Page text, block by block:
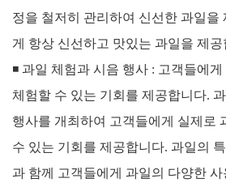
정을 철저히 관리하여 신선한 과일을
게 항상 신선하고 맛있는 과일을 제공
◾ 과일 체험과 시음 행사 : 고객들에
체험할 수 있는 기회를 제공합니다.
행사를 개최하여 고객들에게 실제로
수 있는 기회를 제공합니다. 과일의
과 함께 고객들에게 과일의 다양한